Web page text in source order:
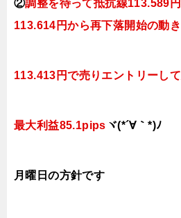
②調整を待って抵抗線113.589
113.614円から再下落開始の動
113.413円で売りエントリーし
最大利益85.1pips ヾ(*´∀｀*)ﾉ
月曜日の方針です